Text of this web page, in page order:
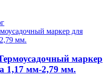
маркер
1,17 мм-2,79 мм.